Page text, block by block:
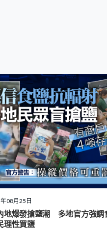
08月25日
地爆發搶鹽潮 多地官方強調
理性買鹽